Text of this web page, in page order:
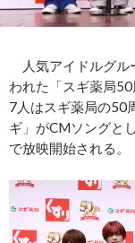
人気アイドルグル
われた「スギ薬局
7人はスギ薬局の50
ギ」がCMソングと
で放映開始される。